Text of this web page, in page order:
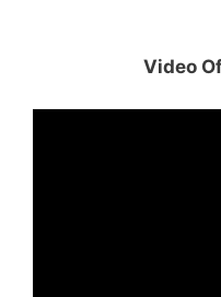
Video